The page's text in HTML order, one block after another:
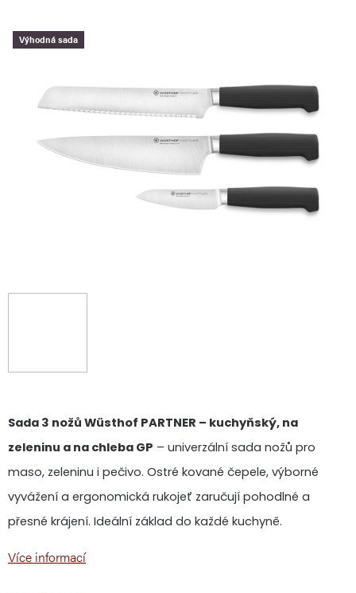
z
5
hvězdiček.
Výhodná sada
Sada 3 nožů Wüsthof PARTNER – kuchyňský, na
zeleninu a na chleba GP – univerzální sada nožů pro
maso, zeleninu i pečivo. Ostré kované čepele, výborné
vyvážení a ergonomická rukojeť zaručují pohodlné a
přesné krájení. Ideální základ do každé kuchyně.
Více informací